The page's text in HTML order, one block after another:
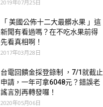
2019年07月25日
「 美國公佈十二大最髒水果 」這
新聞有看過嗎？在不吃水果前得
先看真相啊！
2017年03月28日
台電回饋金採登錄制 ，7/1就截止
申請，一年可拿6048元？錯誤老
謠言別再轉發囉！
2020年05月06日